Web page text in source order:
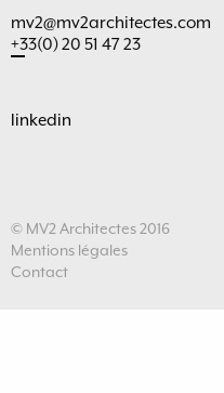
mv2@mv2architectes.com
+33(0) 20 51 47 23
linkedin
© MV2 Architectes 2016
Mentions légales
Contact